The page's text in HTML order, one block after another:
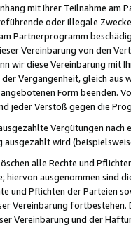
mit Ihrer Teilnahme am
oder illegale
Partnerprogramm
Vereinbarung von den
wir diese Vereinbarung mit
Vergangenheit, gleich
Form beenden.
jeder Verstoß gegen die
Vergütungen
wird
alle Rechte und
ausgenommen sind
und Pflichten der Parteien
Vereinbarung
Vereinbarung und der